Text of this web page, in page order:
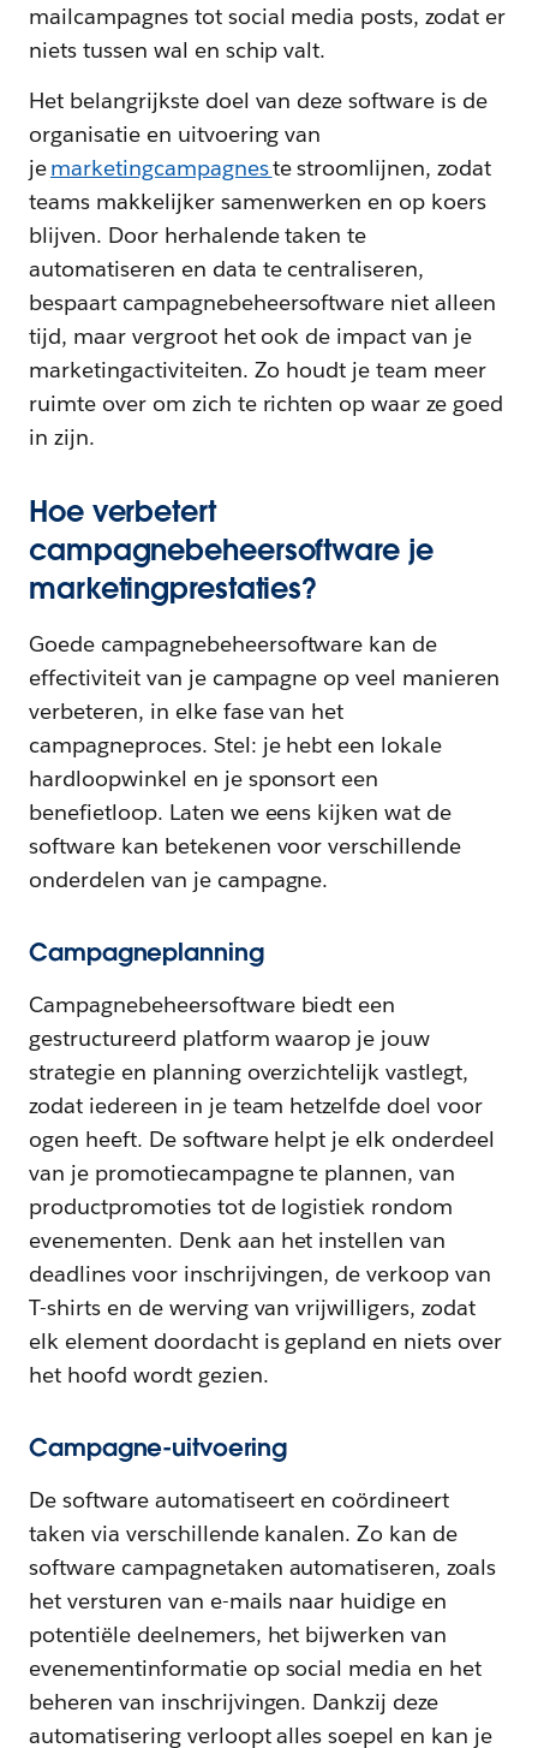
mailcampagnes tot social media posts, zodat er
niets tussen wal en schip valt.
Het belangrijkste doel van deze software is de
organisatie en uitvoering van
jemarketingcampagneste stroomlijnen, zodat
teams makkelijker samenwerken en op koers
blijven. Door herhalende taken te
automatiseren en data te centraliseren,
bespaart campagnebeheersoftware niet alleen
tijd, maar vergroot het ook de impact van je
marketingactiviteiten. Zo houdt je team meer
ruimte over om zich te richten op waar ze goed
in zijn.
Hoe verbetert
campagnebeheersoftware je
marketingprestaties?
Goede campagnebeheersoftware kan de
effectiviteit van je campagne op veel manieren
verbeteren, in elke fase van het
campagneproces. Stel: je hebt een lokale
hardloopwinkel en je sponsort een
benefietloop. Laten we eens kijken wat de
software kan betekenen voor verschillende
onderdelen van je campagne.
Campagneplanning
Campagnebeheersoftware biedt een
gestructureerd platform waarop je jouw
strategie en planning overzichtelijk vastlegt,
zodat iedereen in je team hetzelfde doel voor
ogen heeft. De software helpt je elk onderdeel
van je promotiecampagne te plannen, van
productpromoties tot de logistiek rondom
evenementen. Denk aan het instellen van
deadlines voor inschrijvingen, de verkoop van
T-shirts en de werving van vrijwilligers, zodat
elk element doordacht is gepland en niets over
het hoofd wordt gezien.
Campagne-uitvoering
De software automatiseert en coördineert
taken via verschillende kanalen. Zo kan de
software campagnetaken automatiseren, zoals
het versturen van e-mails naar huidige en
potentiële deelnemers, het bijwerken van
evenementinformatie op social media en het
beheren van inschrijvingen. Dankzij deze
automatisering verloopt alles soepel en kan je